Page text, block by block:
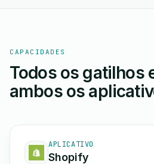
CAPACIDADES
Todos os gatilhos
ambos os
APLICATIVO
Shopify